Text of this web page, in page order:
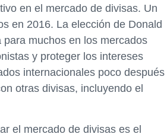
en el mercado de divisas. Un
en 2016. La elección de Donald
muchos en los mercados
y proteger los intereses
internacionales poco después
otras divisas, incluyendo el
el mercado de divisas es el